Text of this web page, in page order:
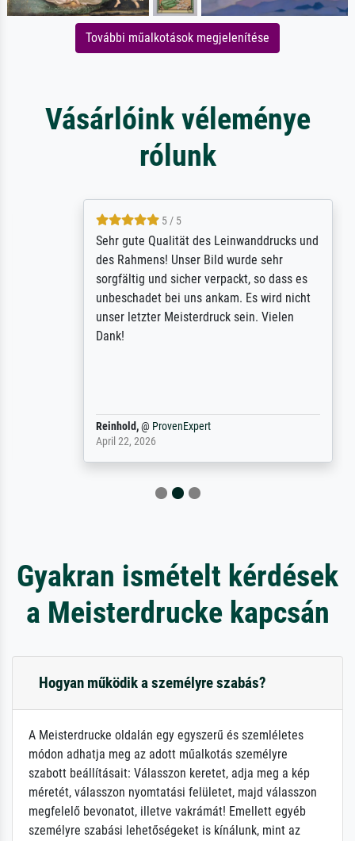
További műalkotások megjelenítése
Vásárlóink véleménye
rólunk
5 / 5
Sehr gute Qualität des Leinwanddrucks und
des Rahmens! Unser Bild wurde sehr
sorgfältig und sicher verpackt, so dass es
unbeschadet bei uns ankam. Es wird nicht
unser letzter Meisterdruck sein. Vielen
Reinhold,@ProvenExpert
April 22, 2026
Gyakran ismételt kérdések
a Meisterdrucke kapcsán
Hogyan működik a személyre szabás?
A Meisterdrucke oldalán egy egyszerű és szemléletes
módon adhatja meg az adott műalkotás személyre
szabott beállításait: Válasszon keretet, adja meg a kép
méretét, válasszon nyomtatási felületet, majd válasszon
megfelelő bevonatot, illetve vakrámát! Emellett egyéb
személyre szabási lehetőségeket is kínálunk, mint az